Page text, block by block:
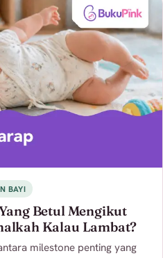
BAYI
Betul Mengikut
Kalau Lambat?
milestone penting yang